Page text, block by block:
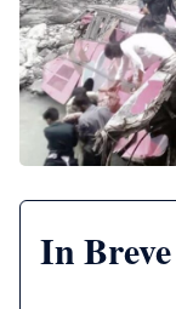
In Breve